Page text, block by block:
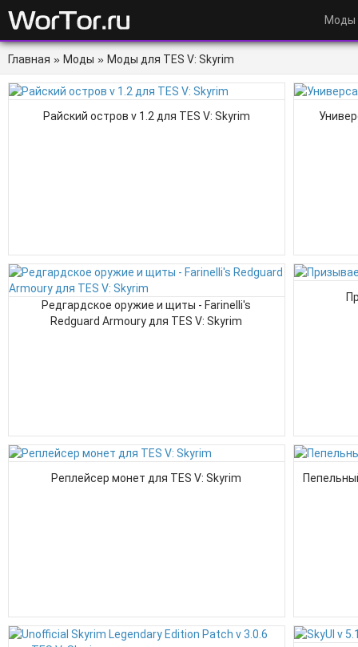
Моды
Главная » Моды » Моды для TES V: Skyrim
Райский остров v 1.2 для TES V: Skyrim
Редгардское оружие и щиты - Farinelli's
Redguard Armoury для TES V: Skyrim
Реплейсер монет для TES V: Skyrim